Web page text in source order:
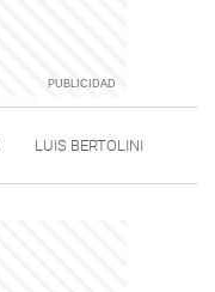
LUIS BERTOLINI